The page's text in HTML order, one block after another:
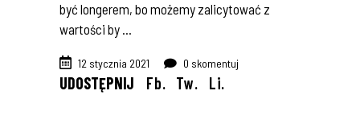
być longerem, bo możemy zalicytować z
wartości by
12 stycznia 2021 0 skomentuj
UDOSTĘPNIJ Fb. Tw. Li.